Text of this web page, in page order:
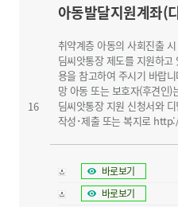
16
아동발달지원계좌(
취약계층 아동의 사회진출
딤씨앗통장 제도를 지원하
용을 참고하여 주시기 바랍
망 아동 또는 보호자(후견인)
딤씨앗통장 지원 신청서와
작성･제출 또는 복지로
바로보기
바로보기